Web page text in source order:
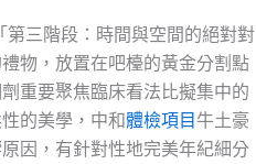
三階段：時間與空間的絕對對
物，放置在吧檯的黃金分割點
重要聚焦臨床看法比擬集中的
的美學，中和體檢項目牛土豪
因，有針對性地完美年紀細分